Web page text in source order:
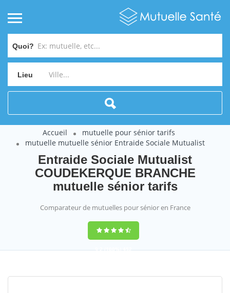
Quoi?
Lieu
Accueil
mutuelle pour sénior tarifs
mutuelle mutuelle sénior Entraide Sociale Mutualist
Entraide Sociale Mutualist
COUDEKERQUE BRANCHE
mutuelle sénior tarifs
Comparateur de mutuelles pour sénior en France
9,2(100%)452